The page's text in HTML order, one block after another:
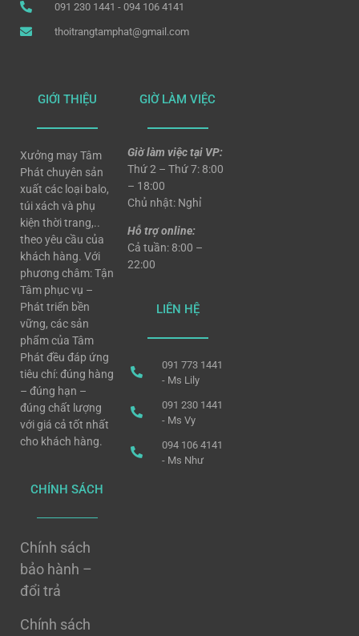
091 230 1441 - 094 106 4141
thoitrangtamphat@gmail.com
GIỚI THIỆU
Xưởng may Tâm
Phát chuyên sản
xuất các loại balo,
túi xách và phụ
kiện thời trang,..
theo yêu cầu của
khách hàng. Với
phương châm: Tận
Tâm phục vụ –
Phát triển bền
vững, các sản
phẩm của Tâm
Phát đều đáp ứng
tiêu chí: đúng hàng
– đúng hạn –
đúng chất lượng
với giá cả tốt nhất
cho khách hàng.
CHÍNH SÁCH
Chính sách
bảo hành –
đổi trả
Chính sách
GIỜ LÀM VIỆC
Giờ làm việc tại VP:
Thứ 2 – Thứ 7: 8:00
– 18:00
Chủ nhật: Nghỉ
Hỗ trợ online:
Cả tuần: 8:00 –
22:00
LIÊN HỆ
091 773 1441
- Ms Lily
091 230 1441
- Ms Vy
094 106 4141
- Ms Như